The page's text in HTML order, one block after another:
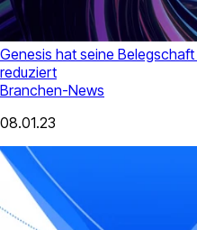
Genesis hat seine
reduziert
Branchen-News
08.01.23